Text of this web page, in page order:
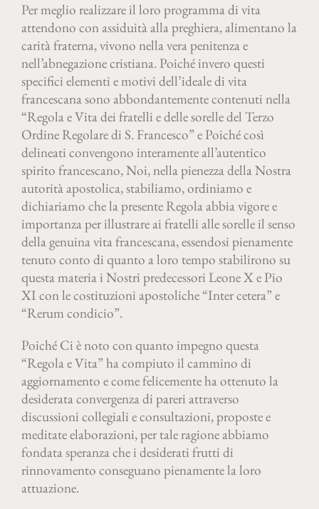
Per meglio realizzare il loro programma di vita
attendono con assiduità alla preghiera, alimentano la
carità fraterna, vivono nella vera penitenza e
nell’abnegazione cristiana. Poiché invero questi
specifici elementi e motivi dell’ideale di vita
francescana sono abbondantemente contenuti nella
“Regola e Vita dei fratelli e delle sorelle del Terzo
Ordine Regolare di S. Francesco” e Poiché così
delineati convengono interamente all’autentico
spirito francescano, Noi, nella pienezza della Nostra
autorità apostolica, stabiliamo, ordiniamo e
dichiariamo che la presente Regola abbia vigore e
importanza per illustrare ai fratelli alle sorelle il senso
della genuina vita francescana, essendosi pienamente
tenuto conto di quanto a loro tempo stabilirono su
questa materia i Nostri predecessori Leone X e Pio
XI con le costituzioni apostoliche “Inter cetera” e
“Rerum condicio”.
Poiché Ci è noto con quanto impegno questa
“Regola e Vita” ha compiuto il cammino di
aggiornamento e come felicemente ha ottenuto la
desiderata convergenza di pareri attraverso
discussioni collegiali e consultazioni, proposte e
meditate elaborazioni, per tale ragione abbiamo
fondata speranza che i desiderati frutti di
rinnovamento conseguano pienamente la loro
attuazione.